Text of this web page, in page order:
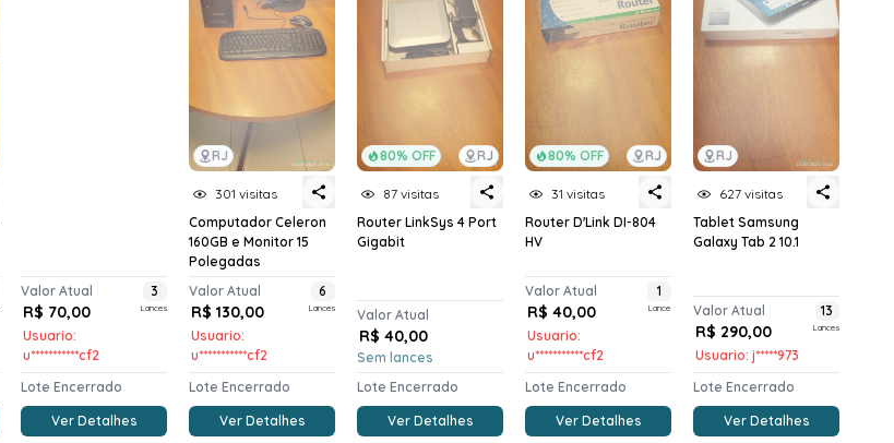
Valor Atual
R$ 70,00
Usuario:
u***********cf2
3
Lances
Lote Encerrado
Ver Detalhes
RJ
301 visitas
Computador Celeron
160GB e Monitor 15
Polegadas
Valor Atual
R$ 130,00
Usuario:
u***********cf2
6
Lances
Lote Encerrado
Ver Detalhes
80% OFF RJ
87 visitas
Router LinkSys 4 Port
Gigabit
Valor Atual
R$ 40,00
Sem lances
Lote Encerrado
Ver Detalhes
80% OFF RJ
31 visitas
Router D'Link DI-804
HV
Valor Atual
R$ 40,00
Usuario:
u***********cf2
1
Lance
Lote Encerrado
Ver Detalhes
RJ
627 visitas
Tablet Samsung
Galaxy Tab 2 10.1
Valor Atual
R$ 290,00
Usuario: j*****973
13
Lances
Lote Encerrado
Ver Detalhes